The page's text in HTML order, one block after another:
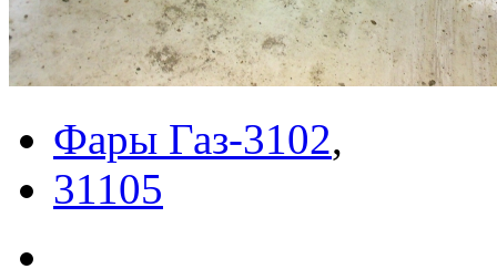
Фары Газ-3102,
31105